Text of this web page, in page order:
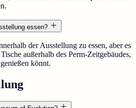
essen?
der Ausstellung zu essen, aber es
außerhalb des Perm-Zeitgebäudes,
könnt.